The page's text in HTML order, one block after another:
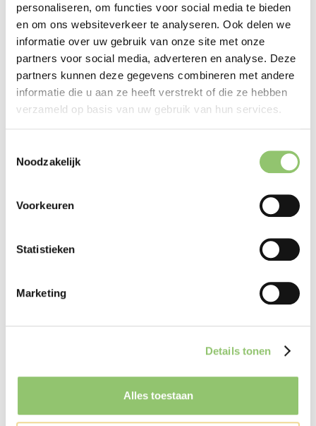
personaliseren, om functies voor social media te bieden
en om ons websiteverkeer te analyseren. Ook delen we
informatie over uw gebruik van onze site met onze
partners voor social media, adverteren en analyse. Deze
partners kunnen deze gegevens combineren met andere
informatie die u aan ze heeft verstrekt of die ze hebben
verzameld op basis van uw gebruik van hun services.
Noodzakelijk
Voorkeuren
Statistieken
Marketing
Details tonen
Alles toestaan
Tickets & tijden
Filmzaal 1
Bekijk de trailer